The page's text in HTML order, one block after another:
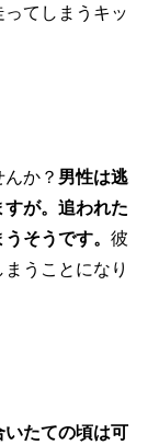
ってしまうキッ
か？ 男性は逃
が。追われた
そうです。 彼
うことになり
いたての頃は可